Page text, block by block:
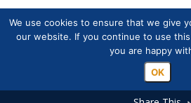
Copyright © Suomen
Jäsentietojärjestelmän
käsittely
We use cookies to ensure that we give
our website. If you continue to use
you are happy
OK